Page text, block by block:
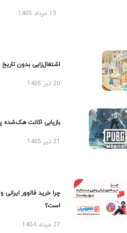
13 مرداد 1405
اشتغال‌زایی بدون تاریخ
20 تیر 1405
بازیابی اکانت هک‌شده
چرا خرید فالوور ایرانی
است؟
27 مرداد 1404